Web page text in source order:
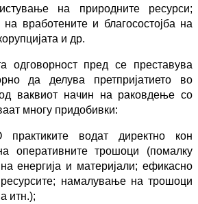
на природните ресурси;
вработените и благосостојба на
и др.
одговорност пред се преставува
да делува претпријатието во
ваквиот начин на раковдење со
многу придобивки:
водат директно кон
оперативните трошоци (помалку
енергија и материјали; ефикасно
намалување на трошоци
итн.);